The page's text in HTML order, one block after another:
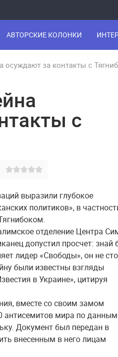
АВТОРСКИЕ КОЛОНКИ
осуждают за контакты с
с
выразили глубокое
политиков», в
отделение Центра
допустил просчет: знай
лидер «Свободы», он не
были известны взгляды
в Украине», цитируя
вместе со своим замом
антисемитов мира по
Документ был передан в
внесенным в него лицам